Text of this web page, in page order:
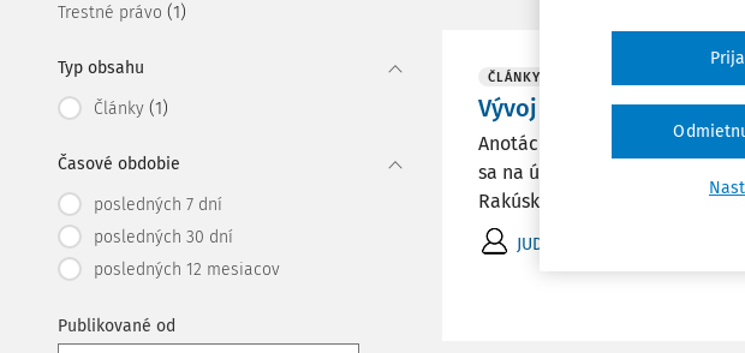
Trestné právo (1)
Typ obsahu
Články (1)
Časové obdobie
posledných 7 dní
posledných 30 dní
posledných 12 mesiacov
Publikované od
ČLÁNKY
Vývoj trestného činu
Anotácia Článok približuje
sa na území Slovenska,
Rakúsko-Uhorskej monarchie
JUDr. Erik Kostelník